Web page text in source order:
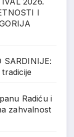
I
SARDINIJE:
Radiću i
zahvalnost